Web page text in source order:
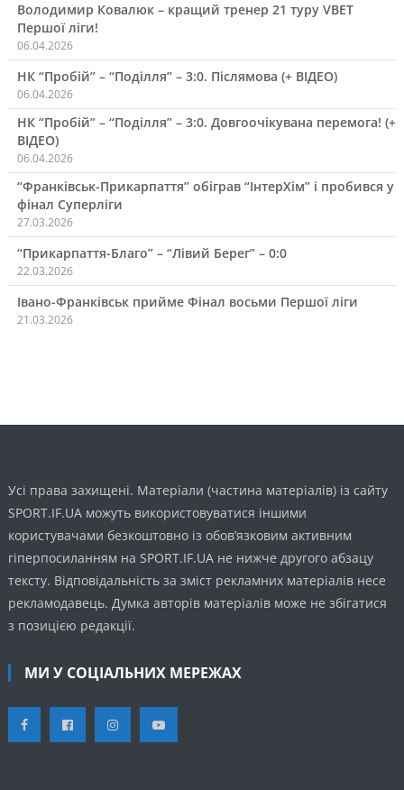
Володимир Ковалюк – кращий тренер 21 туру VBET
Першої ліги!
06.04.2026
НК “Пробій” – “Поділля” – 3:0. Післямова (+ ВІДЕО)
06.04.2026
НК “Пробій” – “Поділля” – 3:0. Довгоочікувана перемога! (+
ВІДЕО)
06.04.2026
“Франківськ-Прикарпаття” обіграв “ІнтерХім” і пробився у
фінал Суперліги
27.03.2026
“Прикарпаття-Благо” – “Лівий Берег” – 0:0
22.03.2026
Івано-Франківськ прийме Фінал восьми Першої ліги
21.03.2026
Усі права захищені. Матеріали (частина матеріалів) із сайту
SPORT.IF.UA можуть використовуватися іншими
користувачами безкоштовно із обов’язковим активним
гіперпосиланням на SPORT.IF.UA не нижче другого абзацу
тексту. Відповідальність за зміст рекламних матеріалів несе
рекламодавець. Думка авторів матеріалів може не збігатися
з позицією редакції.
МИ У СОЦІАЛЬНИХ МЕРЕЖАХ